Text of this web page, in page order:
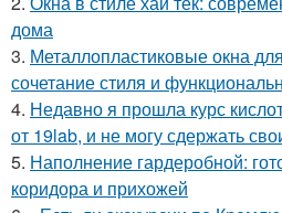
дома
3. Металлопластиковые окна
сочетание стиля и
4. Недавно я прошла курс
от 19lab, и не могу сдержать
5. Наполнение гардеробной:
коридора и прихожей